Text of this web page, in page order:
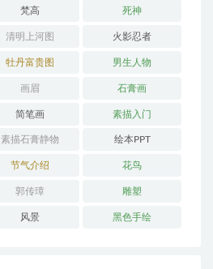
梵高 死神
清明上河图 火影忍者
牡丹富贵图 男生人物
画眉 石膏画
简笔画 素描入门
素描石膏静物 绘本PPT
节气介绍 花鸟
郭传璋 雕塑
风景 黑色手绘